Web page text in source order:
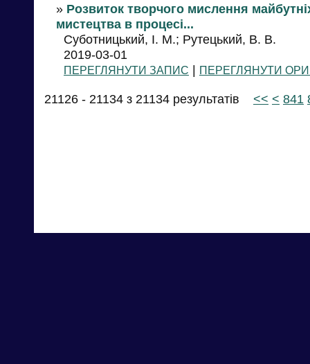
» Розвиток творчого мислення
мистецтва в процесі...
Суботницький, І. М.; Рутецький, В. В.
2019-03-01
ПЕРЕГЛЯНУТИ ЗАПИС | ПЕРЕГЛЯНУТИ
21126 - 21134 з 21134 результатів << < 841